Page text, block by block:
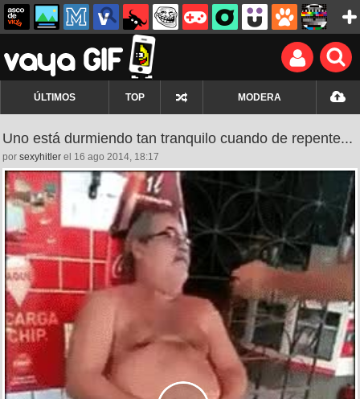
ÚLTIMOS TOP MODERA
Uno está durmiendo tan tranquilo cuando de repente...
por sexyhitler el 16 ago 2014, 18:17